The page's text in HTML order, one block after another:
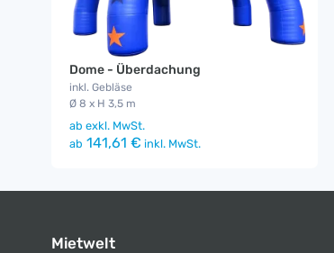
Dome - Überdachung
inkl. Gebläse
Ø 8 x H 3,5 m
ab exkl. MwSt.
ab 141,61 € inkl. MwSt.
Mietwelt